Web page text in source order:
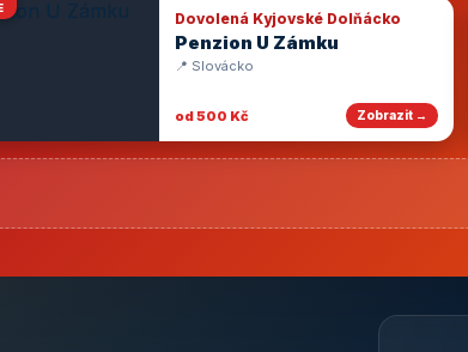
Dovolená Kyjovské Dolňácko
Penzion U Zámku
📍 Slovácko
od 500 Kč Zobrazit →